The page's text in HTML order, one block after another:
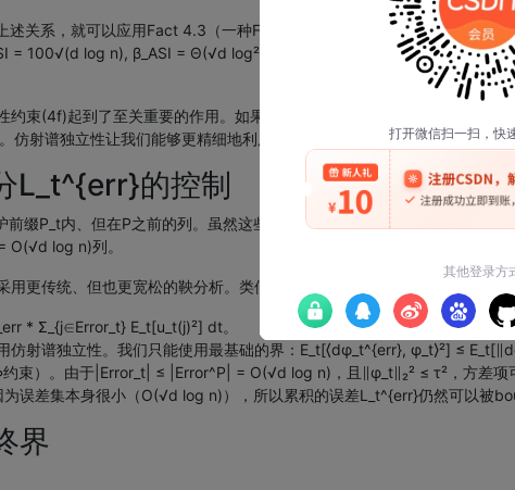
述关系，就可以应用Fact 4.3（一种Freedman型不等式）。该不等式指
= 100√(d log n), β_ASI = Θ(√d log² n), τ² = Ω(d^{3/2} log² n)），可
约束(4f)起到了至关重要的作用。如果没有它，我们只能对⟨dφ_t, φ_t⟩²
仿射谱独立性让我们能够更精细地利用φ_t与dφ_t^{ASI}之间的结构，得到
L_t^{err}的控制
缀P_t内、但在P之前的列。虽然这些列上的更新dφ_t^{err}不享受ASI
O(√d log n)列。
用更传统、但也更宽松的鞅分析。类似地，我们构造正则化过程Z_t =
* Σ_{j∈Error_t} E_t[u_t(j)²] dt。
仿射谱独立性。我们只能使用最基础的界：E_t[⟨dφ_t^{err}, φ_t⟩²] ≤
束）。由于|Error_t| ≤ |Error^P| = O(√d log n)，且∥φ_t∥₂² ≤ τ²，方差项
误差集本身很小（O(√d log n)），所以累积的误差L_t^{err}仍然可以被
界